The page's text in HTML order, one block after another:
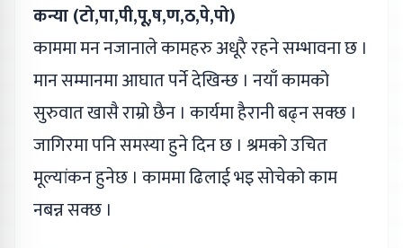
कन्या (टो,पा,पी,पू,ष,ण,ठ,पे,पो)
काममा मन नजानाले कामहरु अधूरै रहने सम्भावना छ ।
मान सम्मानमा आघात पर्ने देखिन्छ । नयाँ कामको
सुरुवात खासै राम्रो छैन । कार्यमा हैरानी बढ्न सक्छ ।
जागिरमा पनि समस्या हुने दिन छ । श्रमको उचित
मूल्यांकन हुनेछ । काममा ढिलाई भइ सोचेको काम
नबन्न सक्छ ।